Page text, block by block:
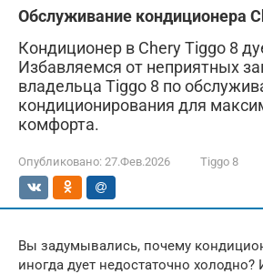
Обслуживание кондиционера
Кондиционер в Chery Tiggo 8
Избавляемся от неприятных
владельца Tiggo 8 по
кондиционирования для
комфорта.
Опубликовано: 27.Фев.2026 Tiggo 8
Вы задумывались, почему
иногда дует недостаточно